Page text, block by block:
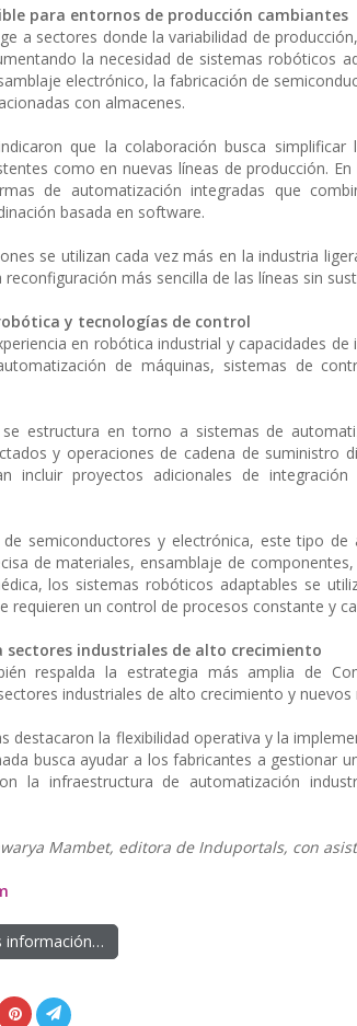
para entornos de producción cambiantes
a sectores donde la variabilidad de
la necesidad de sistemas robóticos
electrónico, la fabricación de
con almacenes.
que la colaboración busca
como en nuevas líneas de producción.
de automatización integradas que
basada en software.
se utilizan cada vez más en la industria
más sencilla de las líneas sin
y tecnologías de control
en robótica industrial y capacidades
de máquinas, sistemas de
estructura en torno a sistemas de
y operaciones de cadena de suministro
incluir proyectos adicionales de
de semiconductores y electrónica, este tipo
de materiales, ensamblaje de
los sistemas robóticos adaptables se
requieren un control de procesos constante y
sectores industriales de alto crecimiento
respalda la estrategia más amplia de
industriales de alto crecimiento y
destacaron la flexibilidad operativa y la
busca ayudar a los fabricantes a gestionar
la infraestructura de automatización
Mambet, editora de Induportals, con
información…